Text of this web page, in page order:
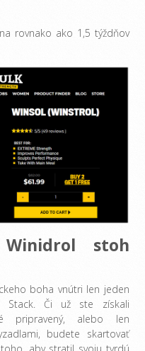
rovnako ako 1,5 týždňov
stoh
boha vnútri len jeden
Stack. Či už ste získali
pripravený, alebo len
budete skartovať